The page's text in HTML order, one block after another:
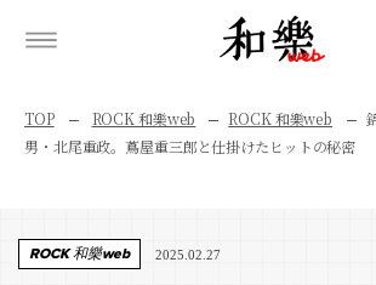
TOP ROCK 和樂web ROCK 和樂web
男・北尾重政。蔦屋重三郎と仕掛けたヒットの秘密
ROCK 和樂web 2025.02.27